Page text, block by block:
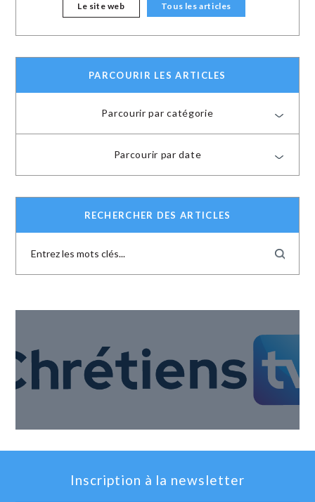
Le site web Tous les articles
PARCOURIR LES ARTICLES
Parcourir par catégorie
Parcourir par date
RECHERCHER DES ARTICLES
Inscription à la newsletter